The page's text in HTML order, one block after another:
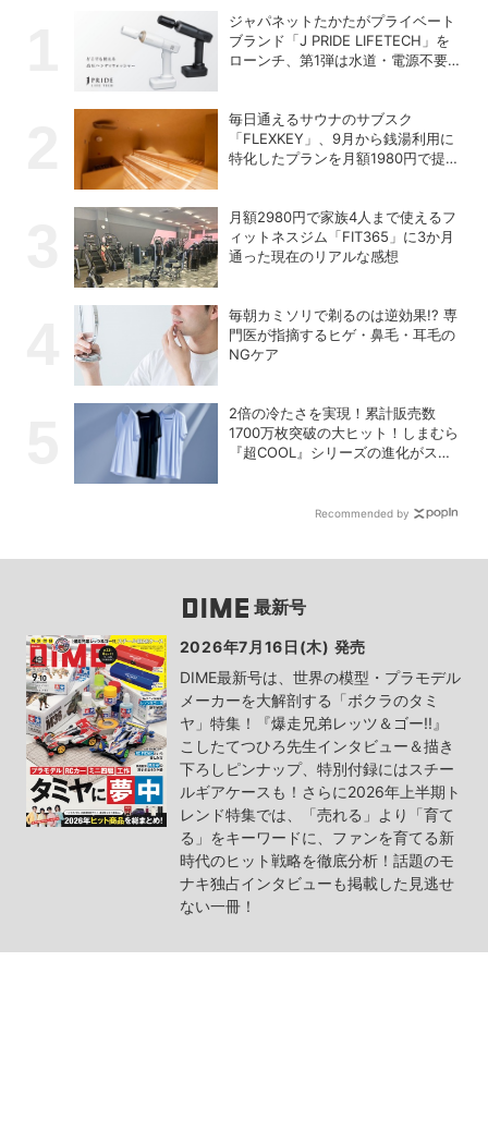
ジャパネットたかたがプライベート
ブランド「J PRIDE LIFETECH」を
ローンチ、第1弾は水道・電源不要
毎日通えるサウナのサブスク
「FLEXKEY」、9月から銭湯利用に
特化したプランを月額1980円で提供
月額2980円で家族4人まで使えるフ
ィットネスジム「FIT365」に3か月
通った現在のリアルな感想
毎朝カミソリで剃るのは逆効果!? 専
門医が指摘するヒゲ・鼻毛・耳毛の
NGケア
2倍の冷たさを実現！累計販売数
1700万枚突破の大ヒット！しまむら
『超COOL』シリーズの進化がスゴ
Recommended by
最新号
2026年7月16日(木) 発売
DIME最新号は、世界の模型・プラモデル
メーカーを大解剖する「ボクラのタミ
ヤ」特集！『爆走兄弟レッツ＆ゴー!!』
こしたてつひろ先生インタビュー＆描き
下ろしピンナップ、特別付録にはスチー
ルギアケースも！さらに2026年上半期ト
レンド特集では、「売れる」より「育て
る」をキーワードに、ファンを育てる新
時代のヒット戦略を徹底分析！話題のモ
ナキ独占インタビューも掲載した見逃せ
ない一冊！